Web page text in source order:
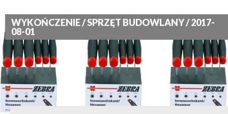
WYKOŃCZENIE / SPRZĘT BUDOWLANY / 2017-
08-01